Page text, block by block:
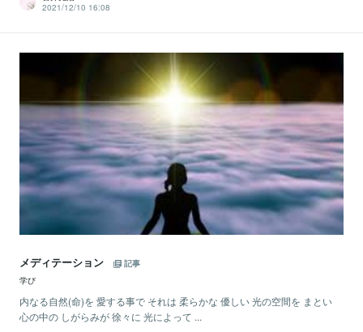
2021/12/10 16:08
メディテーション
記事
学び
内なる自然(命)を 愛する事で それは 柔らかな 優しい 光の空間を まとい
心の中の しがらみが 徐々に 光によって ...